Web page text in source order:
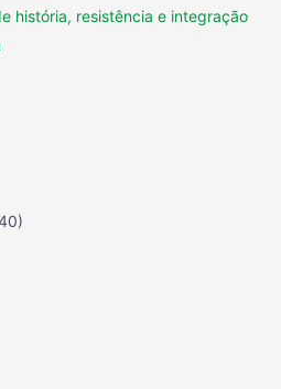
história, resistência e integração